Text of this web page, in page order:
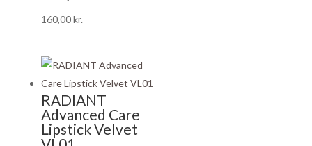
160,00kr.
RADIANT
Advanced Care
Lipstick Velvet